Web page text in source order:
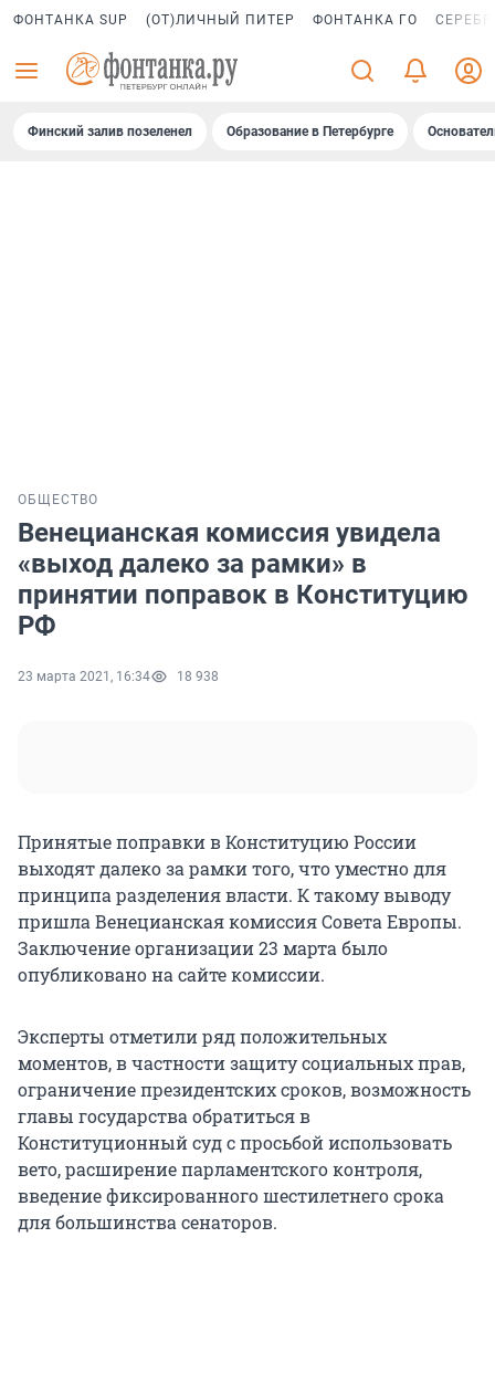
ФОНТАНКА SUP (ОТ)ЛИЧНЫЙ ПИТЕР ФОНТАНКА ГО
Финский залив позеленел Образование в Петербурге
ОБЩЕСТВО
Венецианская комиссия увидела
«выход далеко за рамки» в
принятии поправок в Конституцию
РФ
23 марта 2021, 16:34 18 938
Принятые поправки в Конституцию России
выходят далеко за рамки того, что уместно для
принципа разделения власти. К такому выводу
пришла Венецианская комиссия Совета Европы.
Заключение организации 23 марта было
опубликовано на сайте комиссии.
Эксперты отметили ряд положительных
моментов, в частности защиту социальных прав,
ограничение президентских сроков, возможность
главы государства обратиться в
Конституционный суд с просьбой использовать
вето, расширение парламентского контроля,
введение фиксированного шестилетнего срока
для большинства сенаторов.